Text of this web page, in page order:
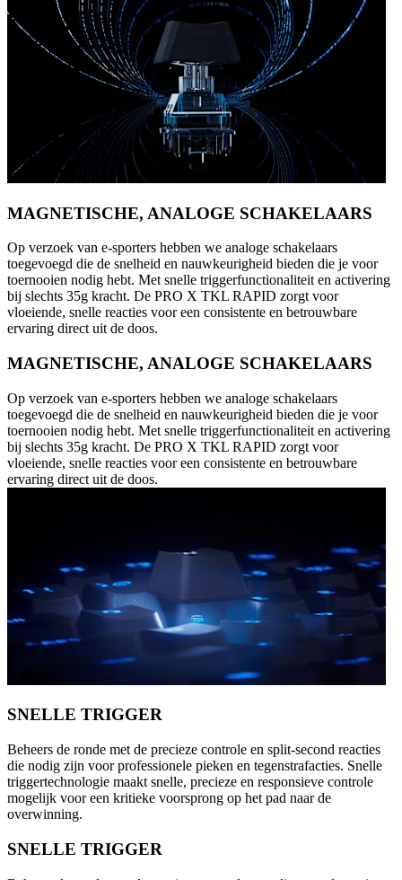
MAGNETISCHE, ANALOGE SCHAKELAARS
Op verzoek van e-sporters hebben we analoge schakelaars
toegevoegd die de snelheid en nauwkeurigheid bieden die je voor
toernooien nodig hebt. Met snelle triggerfunctionaliteit en activering
bij slechts 35g kracht. De PRO X TKL RAPID zorgt voor
vloeiende, snelle reacties voor een consistente en betrouwbare
ervaring direct uit de doos.
MAGNETISCHE, ANALOGE SCHAKELAARS
Op verzoek van e-sporters hebben we analoge schakelaars
toegevoegd die de snelheid en nauwkeurigheid bieden die je voor
toernooien nodig hebt. Met snelle triggerfunctionaliteit en activering
bij slechts 35g kracht. De PRO X TKL RAPID zorgt voor
vloeiende, snelle reacties voor een consistente en betrouwbare
ervaring direct uit de doos.
SNELLE TRIGGER
Beheers de ronde met de precieze controle en split-second reacties
die nodig zijn voor professionele pieken en tegenstrafacties. Snelle
triggertechnologie maakt snelle, precieze en responsieve controle
mogelijk voor een kritieke voorsprong op het pad naar de
overwinning.
SNELLE TRIGGER